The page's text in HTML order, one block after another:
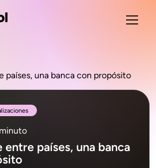
países, una banca con propósito
entre países, una banca